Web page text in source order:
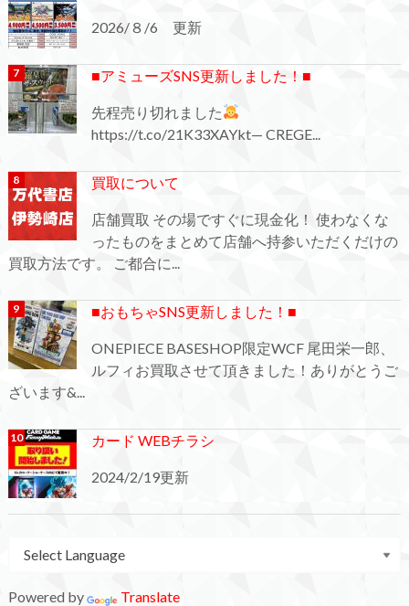
2026/８/6 更新
■アミューズSNS更新しました！■
先程売り切れました
https://t.co/21K33XAYkt— CREGE...
買取について
店舗買取 その場ですぐに現金化！ 使わなくな
ったものをまとめて店舗へ持参いただくだけの
買取方法です。 ご都合に...
■おもちゃSNS更新しました！■
ONEPIECE BASESHOP限定WCF 尾田栄一郎、
ルフィお買取させて頂きました！ありがとうご
ざいます&...
カード WEBチラシ
2024/2/19更新
Powered by Translate